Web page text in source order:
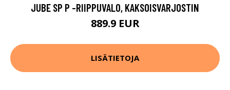
JUBE SP P -RIIPPUVALO, KAKSOISVARJOSTIN
889.9 EUR
LISÄTIETOJA